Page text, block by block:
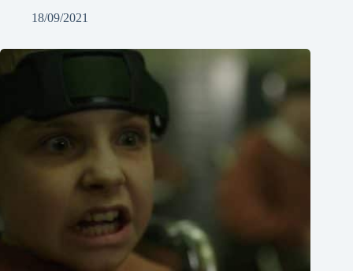
18/09/2021